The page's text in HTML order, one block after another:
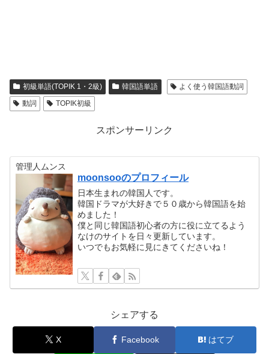
初級単語(TOPIK 1・2級) 韓国語単語
よく使う韓国語動詞
動詞
TOPIK初級
スポンサーリンク
管理人ムンス
moonsooのプロフィール
日本生まれの韓国人です。
韓国ドラマが大好きで５０歳から韓国語を始
めました！
僕と同じ韓国語初心者の方に役に立てるよう
なけのサイトを日々更新しています。
いつでもお気軽に見にきてくださいね！
シェアする
X Facebook はてブ